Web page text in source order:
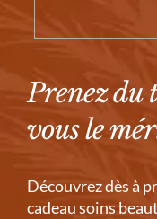
Prenez du
vous le
Découvrez dès à
cadeau soins